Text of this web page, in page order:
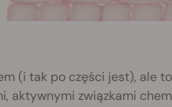
(i tak po części jest), ale
aktywnymi związkami